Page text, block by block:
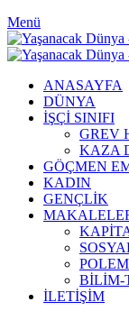
Menü
ANASAYFA
DÜNYA
İŞÇİ SINIFI
GREV
KAZA
GÖÇMEN
KADIN
GENÇLİK
BİLİM-
ILETIŞIM